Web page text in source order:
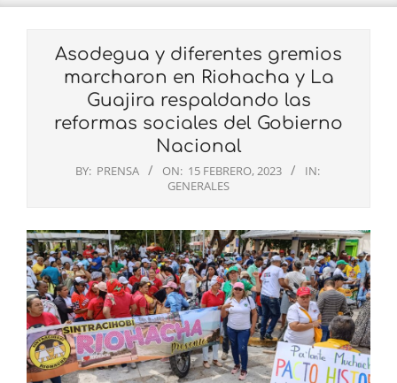
Asodegua y diferentes gremios
marcharon en Riohacha y La
Guajira respaldando las
reformas sociales del Gobierno
Nacional
BY: PRENSA ON: 15 FEBRERO, 2023
IN:
GENERALES